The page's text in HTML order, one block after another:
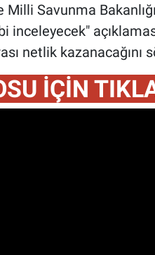
Savunma
inceleyecek"
netlik kazanacağını
İÇİN